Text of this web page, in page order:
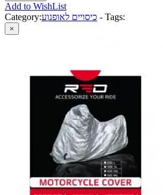
Add to WishList
Category:כיסויים לאופנוע - Tags:
×